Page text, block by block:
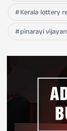
Kerala lottery
pinarayi vijayan